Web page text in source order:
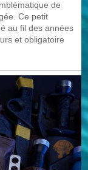
de
Ce petit
au fil des années
et obligatoire